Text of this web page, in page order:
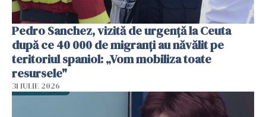
Pedro Sanchez, vizită de urgență la Ceuta
după ce 40 000 de migranți au năvălit pe
teritoriul spaniol: „Vom mobiliza toate
resursele"
31 IULIE 2026